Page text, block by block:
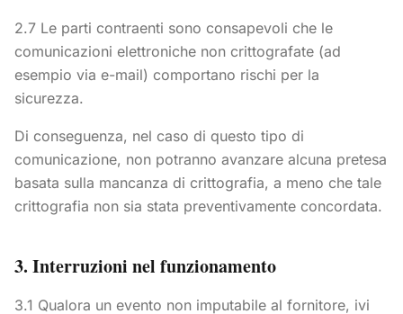
2.7 Le parti contraenti sono consapevoli che le
comunicazioni elettroniche non crittografate (ad
esempio via e-mail) comportano rischi per la
sicurezza.
Di conseguenza, nel caso di questo tipo di
comunicazione, non potranno avanzare alcuna pretesa
basata sulla mancanza di crittografia, a meno che tale
crittografia non sia stata preventivamente concordata.
3. Interruzioni nel funzionamento
3.1 Qualora un evento non imputabile al fornitore, ivi